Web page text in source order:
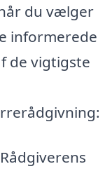
du vælger
informerede
de vigtigste
Rådgiverens